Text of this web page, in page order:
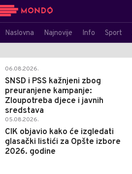
Naslovna Najnovije Info Sport
06.08.2026.
SNSD i PSS kažnjeni zbog
preuranjene kampanje:
Zloupotreba djece i javnih
sredstava
05.08.2026.
CIK objavio kako će izgledati
glasački listići za Opšte izbore
2026. godine